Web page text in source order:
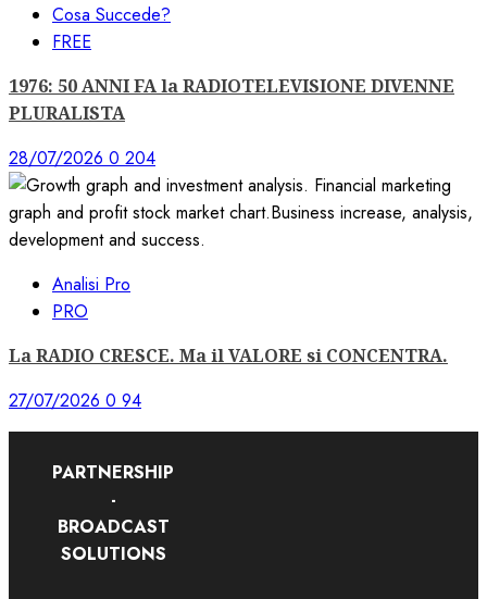
Cosa Succede?
FREE
1976: 50 ANNI FA la RADIOTELEVISIONE DIVENNE
PLURALISTA
28/07/2026 0 204
Analisi Pro
PRO
La RADIO CRESCE. Ma il VALORE si CONCENTRA.
27/07/2026 0 94
PARTNERSHIP
-
BROADCAST
SOLUTIONS